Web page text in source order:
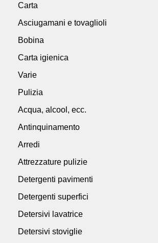
Carta
Asciugamani e tovaglioli
Bobina
Carta igienica
Varie
Pulizia
Acqua, alcool, ecc.
Antinquinamento
Arredi
Attrezzature pulizie
Detergenti pavimenti
Detergenti superfici
Detersivi lavatrice
Detersivi stoviglie